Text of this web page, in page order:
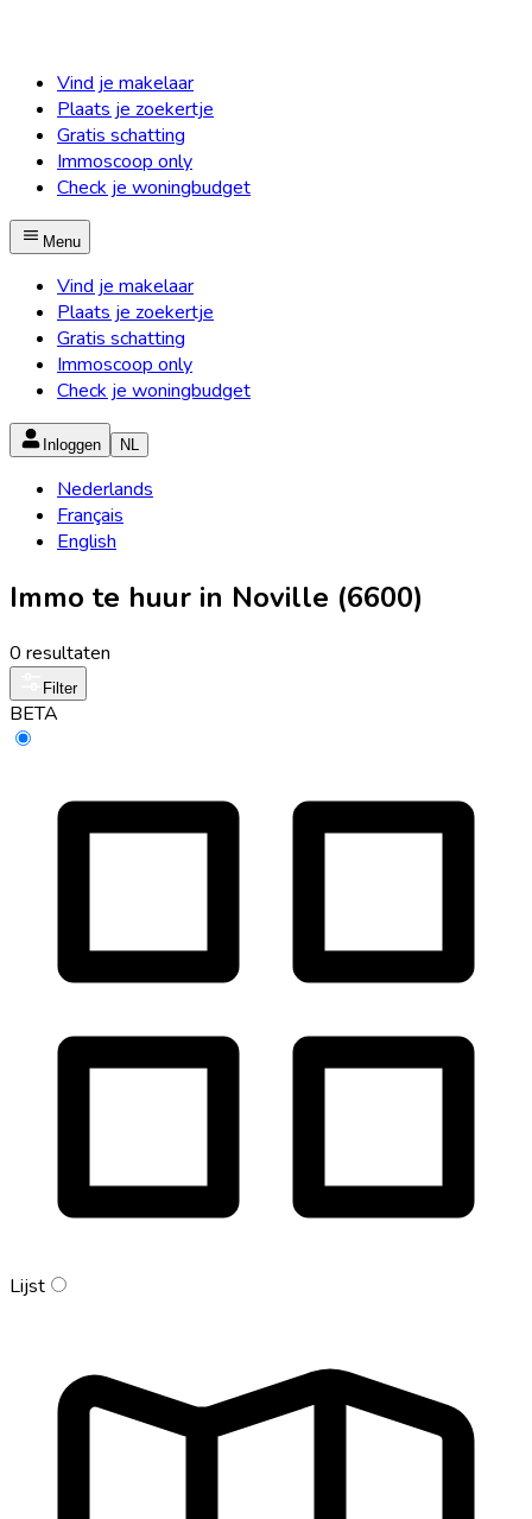
Vind je makelaar
Plaats je zoekertje
Gratis schatting
Immoscoop only
Check je woningbudget
Menu
Vind je makelaar
Plaats je zoekertje
Gratis schatting
Immoscoop only
Check je woningbudget
Inloggen NL
Nederlands
Français
English
Immo te huur in Noville (6600)
0 resultaten
Filter
BETA
Lijst